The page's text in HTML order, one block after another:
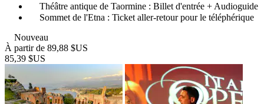
Théâtre antique de Taormine : Billet d'entrée + Audioguide
Sommet de l'Etna : Ticket aller-retour pour le téléphérique
Nouveau
À partir de 89,88 $US
85,39 $US